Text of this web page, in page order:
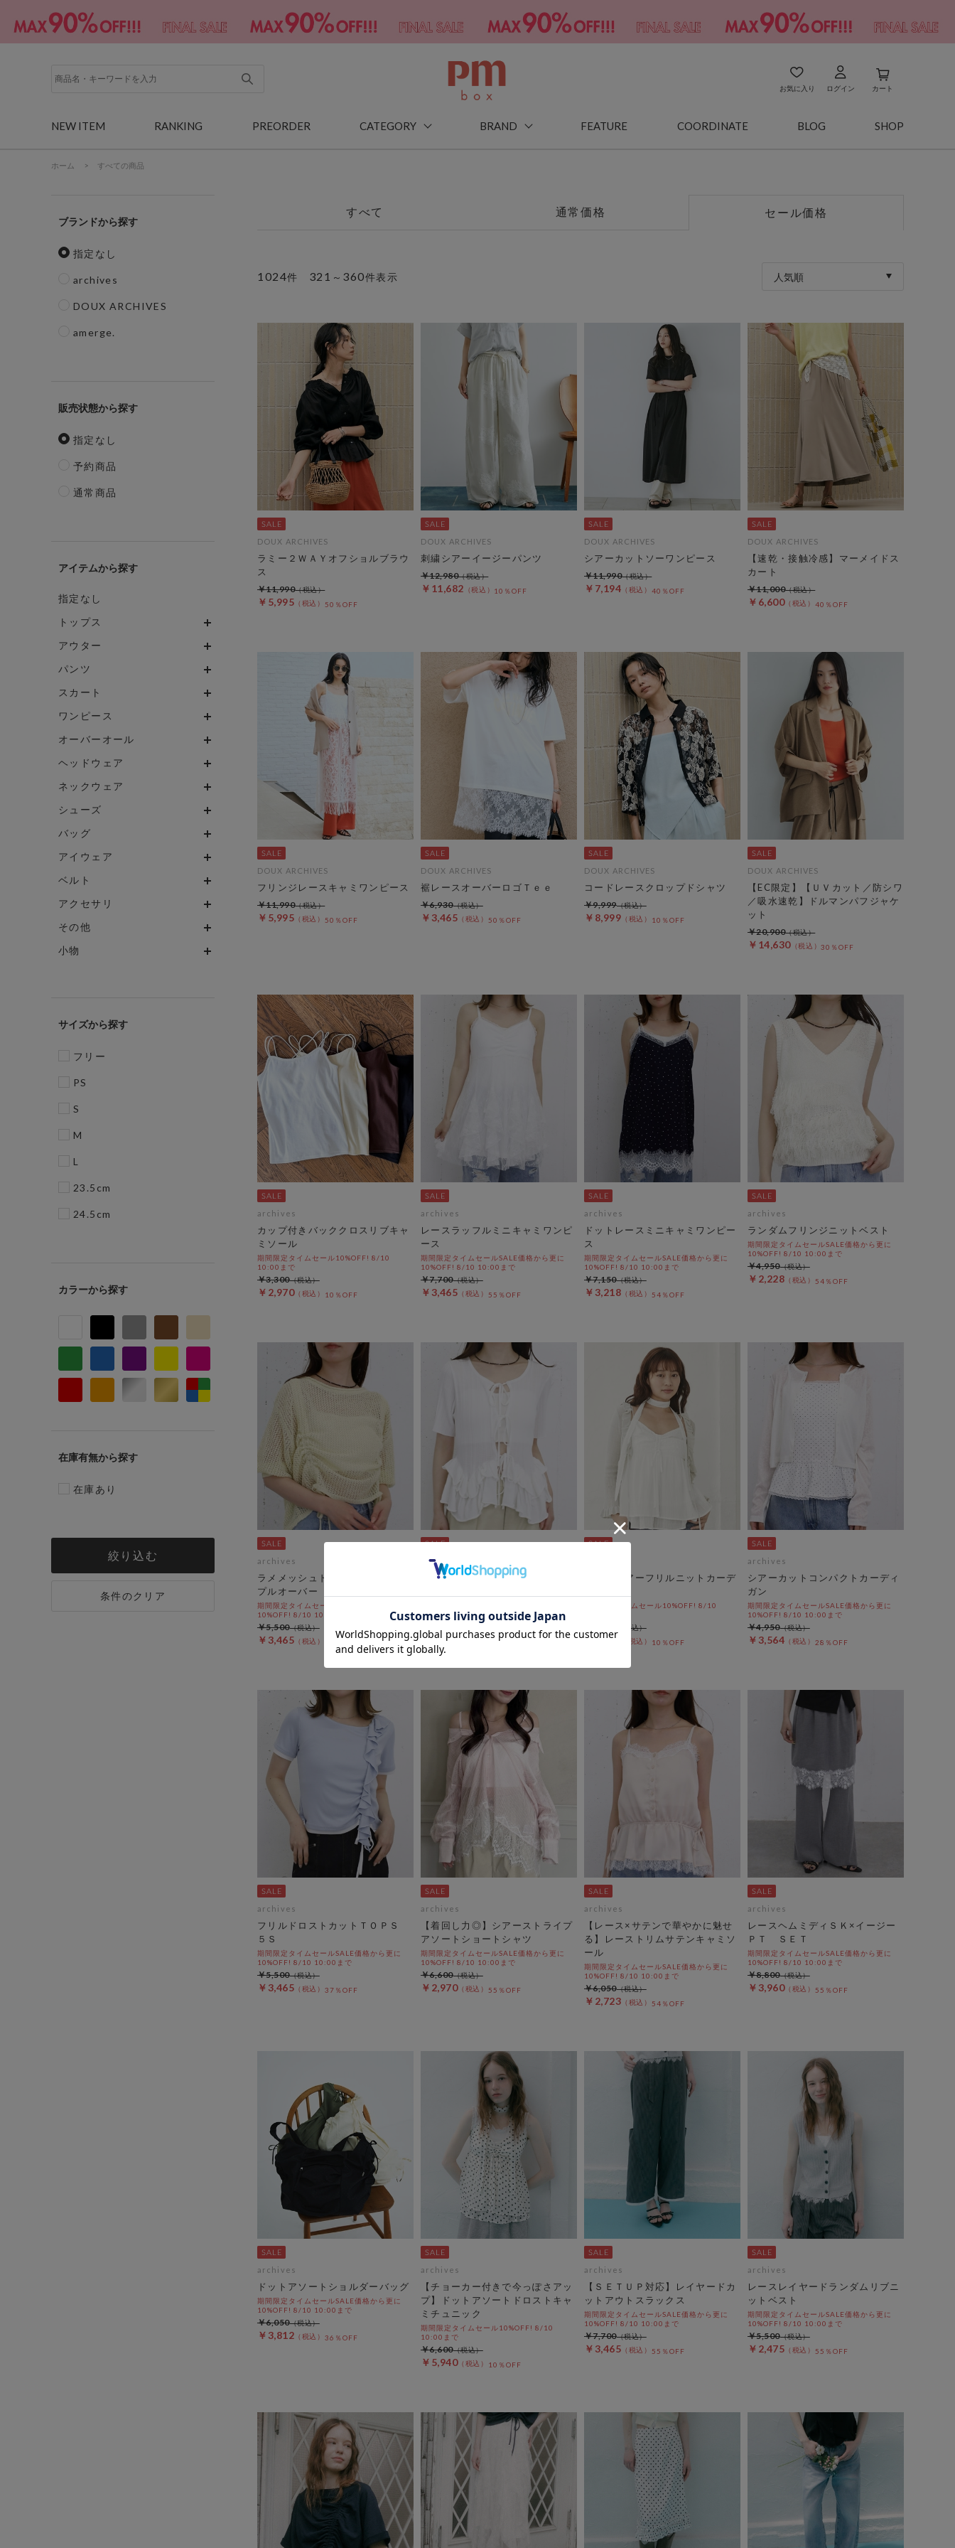
お気に入り ログイン カート
NEW ITEM RANKING PREORDER CATEGORY BRAND FEATURE COORDINATE BLOG SHOP
ホーム > すべての商品
ブランド
指定なし
archives
DOUX ARCHIVES
amerge.
販売状態
指定なし
予約商品
通常商品
アイテム
指定なし
トップス
アウター
パンツ
スカート
ワンピース
オーバーオール
ヘッドウェア
ネックウェア
シューズ
バッグ
アイウェア
ベルト
アクセサリ
その他
小物
サイズ
フリー
PS
S
M
L
23.5cm
24.5cm
カラー
在庫有無
在庫あり
絞り込む
条件のクリア
すべて 通常価格 セール価格
1024件 321 ～ 360件表示 人気順
DOUX ARCHIVES
ラミー２ＷＡＹオフショルブラウ
ス
￥5,995 50％OFF
￥11,990
DOUX ARCHIVES
刺繍シアーイージーパンツ
￥11,682 10％OFF
￥12,980
DOUX ARCHIVES
シアーカットソーワンピース
￥7,194 40％OFF
￥11,990
DOUX ARCHIVES
【速乾・接触冷感】マーメイドス
カート
￥6,600 40％OFF
￥11,000
DOUX ARCHIVES
フリンジレースキャミワンピース
￥5,995 50％OFF
￥11,990
DOUX ARCHIVES
裾レースオーバーロゴＴｅｅ
￥3,465 50％OFF
￥6,930
DOUX ARCHIVES
コードレースクロップドシャツ
￥8,999 10％OFF
￥9,999
DOUX ARCHIVES
【EC限定】【ＵＶカット／防シワ
／吸水速乾】ドルマンパフジャケ
ット
￥14,630 30％OFF
￥20,900
archives
カップ付きバッククロスリブキャ
ミソール
期間限定タイムセール10%OFF! 8/10
10:00まで
￥2,970 10％OFF
￥3,300
archives
レースラッフルミニキャミワンピ
ース
期間限定タイムセールSALE価格から更に
10%OFF! 8/10 10:00まで
￥3,465 55％OFF
￥7,700
archives
ドットレースミニキャミワンピー
ス
期間限定タイムセールSALE価格から更に
10%OFF! 8/10 10:00まで
￥3,218 54％OFF
￥7,150
archives
ランダムフリンジニットベスト
期間限定タイムセールSALE価格から更に
10%OFF! 8/10 10:00まで
￥2,228 54％OFF
￥4,950
archives
ラメメッシュドロストニット５Ｓ
プルオーバー
期間限定タイムセールSALE価格から更に
10%OFF! 8/10 10:00まで
￥3,465
￥5,500
archives
ラウンドフリルフロントリボンニ
10%OFF! 8/10 10:00まで
￥2,723 54％OFF
七分袖シアーフリルニットカーデ
期間限定タイムセール10%OFF! 8/10
￥4,950 10％OFF
archives
シアーカットコンパクトカーディ
ガン
期間限定タイムセールSALE価格から更に
10%OFF! 8/10 10:00まで
￥3,564 28％OFF
￥4,950
archives
フリルドロストカットＴＯＰＳ
５Ｓ
期間限定タイムセールSALE価格から更に
10%OFF! 8/10 10:00まで
￥3,465 37％OFF
￥5,500
archives
【着回し力◎】シアーストライプ
アソートショートシャツ
期間限定タイムセールSALE価格から更に
10%OFF! 8/10 10:00まで
￥2,970 55％OFF
￥6,600
archives
【レース×サテンで華やかに魅せ
る】レーストリムサテンキャミソ
ール
期間限定タイムセールSALE価格から更に
10%OFF! 8/10 10:00まで
￥2,723 54％OFF
￥6,050
archives
レースヘムミディＳＫ×イージー
ＰＴ ＳＥＴ
期間限定タイムセールSALE価格から更に
10%OFF! 8/10 10:00まで
￥3,960 55％OFF
￥8,800
archives
ドットアソートショルダーバッグ
期間限定タイムセールSALE価格から更に
10%OFF! 8/10 10:00まで
￥3,812 36％OFF
￥6,050
archives
【チョーカー付きで今っぽさアッ
プ】ドットアソートドロストキャ
ミチュニック
期間限定タイムセール10%OFF! 8/10
10:00まで
￥5,940 10％OFF
￥6,600
archives
【ＳＥＴＵＰ対応】レイヤードカ
ットアウトスラックス
期間限定タイムセールSALE価格から更に
10%OFF! 8/10 10:00まで
￥3,465 55％OFF
￥7,700
archives
レースレイヤードランダムリブニ
ットベスト
期間限定タイムセールSALE価格から更に
10%OFF! 8/10 10:00まで
￥2,475 55％OFF
￥5,500